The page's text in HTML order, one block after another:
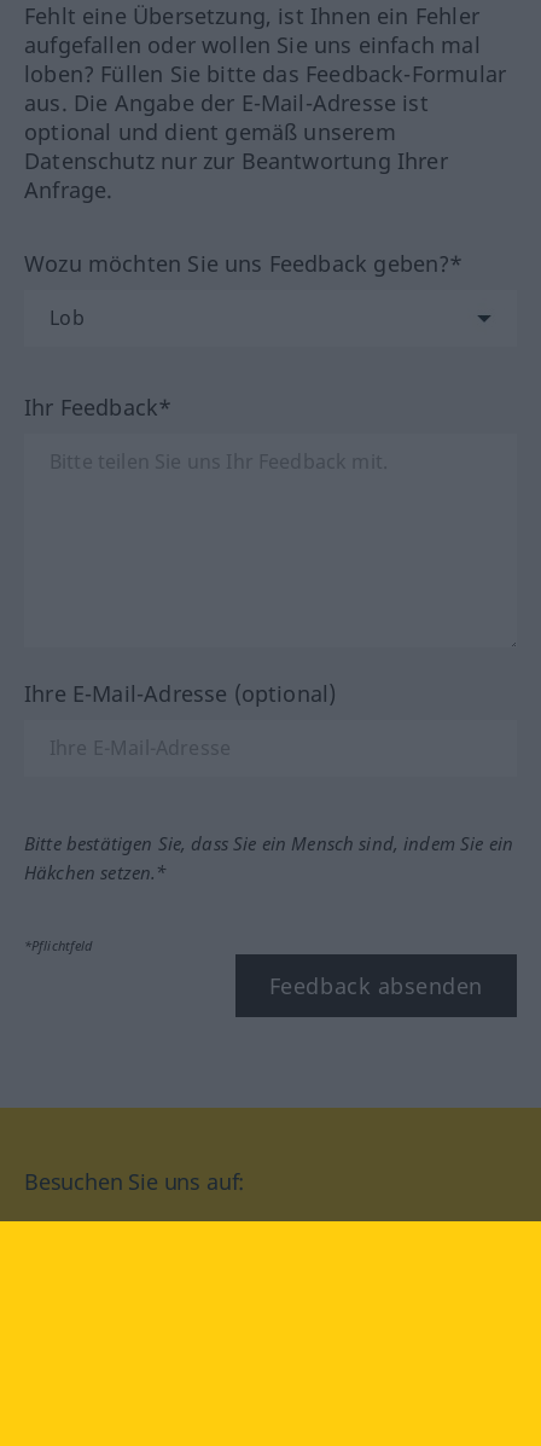
Fehlt eine Übersetzung, ist Ihnen ein Fehler
aufgefallen oder wollen Sie uns einfach mal
loben? Füllen Sie bitte das Feedback-Formular
aus. Die Angabe der E-Mail-Adresse ist
optional und dient gemäß unserem
Datenschutz nur zur Beantwortung Ihrer
Anfrage.
Wozu möchten Sie uns Feedback geben?*
Ihr Feedback*
Ihre E-Mail-Adresse (optional)
Bitte bestätigen Sie, dass Sie ein Mensch sind, indem Sie ein
Häkchen setzen.*
*Pflichtfeld
Feedback absenden
Besuchen Sie uns auf: